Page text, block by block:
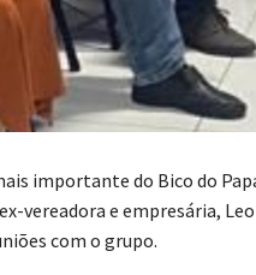
importante do Bico do
vereadora e empresária,
com o grupo.